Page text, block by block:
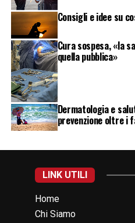
Consigli e idee su
Cura sospesa, «la
quella pubblica»
Dermatologia e
prevenzione oltre i
LINK UTILI
Home
Chi Siamo